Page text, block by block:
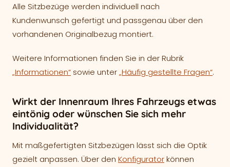
Alle Sitzbezüge werden individuell nach
Kundenwunsch gefertigt und passgenau über den
vorhandenen Originalbezug montiert.
Weitere Informationen finden Sie in der Rubrik
„Informationen“ sowie unter„Häufig gestellte Fragen“.
Wirkt der Innenraum Ihres Fahrzeugs etwas
eintönig oder wünschen Sie sich mehr
Individualität?
Mit maßgefertigten Sitzbezügen lässt sich die Optik
gezielt anpassen. Über den Konfiguratorkönnen